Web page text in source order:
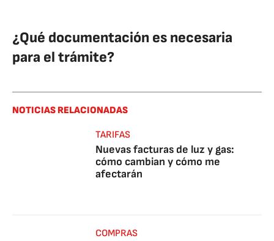
¿Qué documentación es necesaria
para el trámite?
NOTICIAS RELACIONADAS
TARIFAS
Nuevas facturas de luz y gas:
cómo cambian y cómo me
afectarán
COMPRAS